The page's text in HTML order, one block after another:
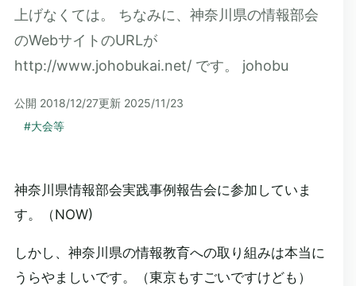
上げなくては。 ちなみに、神奈川県の情報部会
のWebサイトのURLが
http://www.johobukai.net/ です。 johobu
公開 2018/12/27更新 2025/11/23
#大会等
神奈川県情報部会実践事例報告会に参加していま
す。（NOW)
しかし、神奈川県の情報教育への取り組みは本当に
うらやましいです。（東京もすごいですけども）